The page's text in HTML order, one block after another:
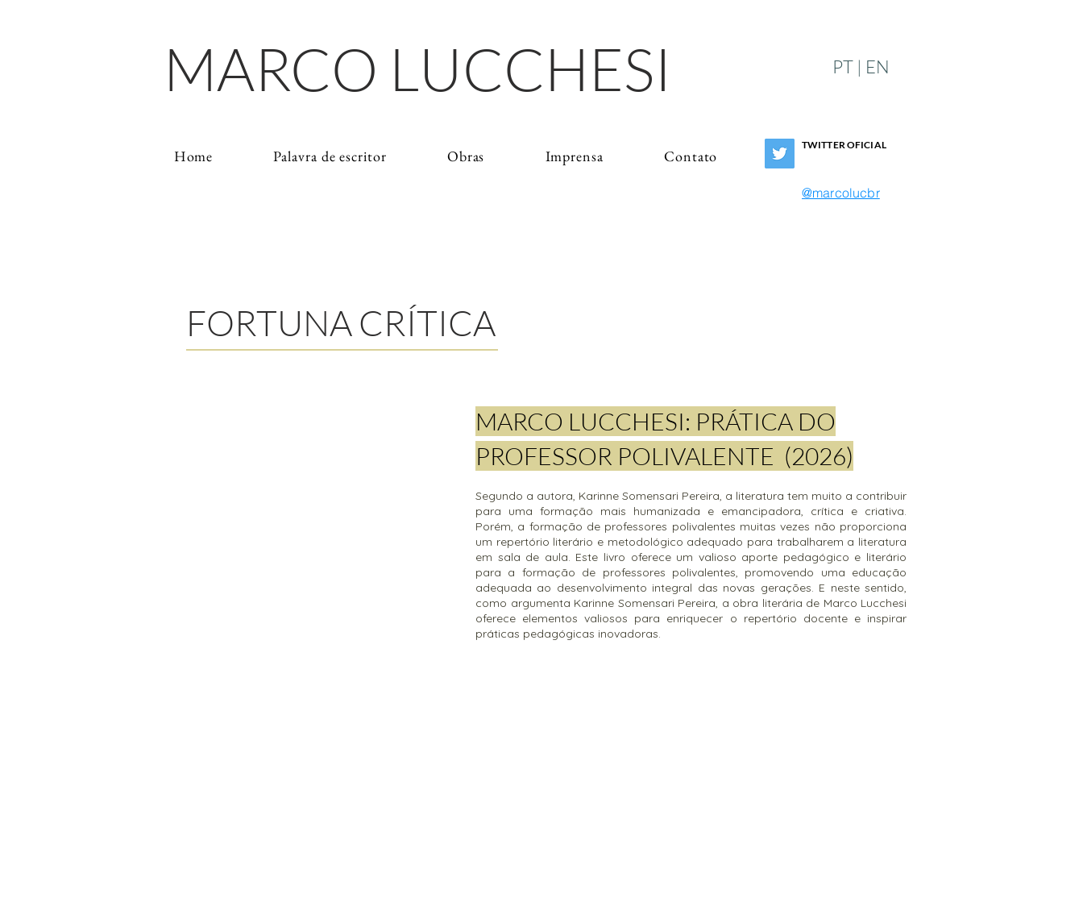
MARCO LUCCHESI PT | EN
Home Palavra de escritor Obras Imprensa Contato
TWITTER OFICIAL
@marcolucbr
FORTUNA CRÍTICA
MARCO LUCCHESI: PRÁTICA DO
PROFESSOR POLIVALENTE (2026)
Segundo a autora, Karinne Somensari Pereira, a literatura tem muito a contribuir
para uma formação mais humanizada e emancipadora, crítica e criativa.
Porém, a formação de professores polivalentes muitas vezes não proporciona
um repertório literário e metodológico adequado para trabalharem a literatura
em sala de aula. Este livro oferece um valioso aporte pedagógico e literário
para a formação de professores polivalentes, promovendo uma educação
adequada ao desenvolvimento integral das novas gerações. E neste sentido,
como argumenta Karinne Somensari Pereira, a obra literária de Marco Lucchesi
oferece elementos valiosos para enriquecer o repertório docente e inspirar
práticas pedagógicas inovadoras.